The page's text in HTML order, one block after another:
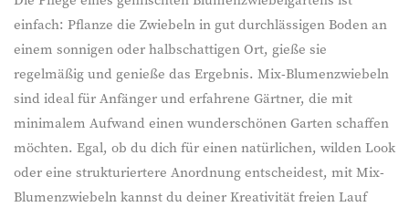
einfach: Pflanze die Zwiebeln in gut durchlässigen Boden an
einem sonnigen oder halbschattigen Ort, gieße sie
regelmäßig und genieße das Ergebnis. Mix-Blumenzwiebeln
sind ideal für Anfänger und erfahrene Gärtner, die mit
minimalem Aufwand einen wunderschönen Garten schaffen
möchten. Egal, ob du dich für einen natürlichen, wilden Look
oder eine strukturiertere Anordnung entscheidest, mit Mix-
Blumenzwiebeln kannst du deiner Kreativität freien Lauf